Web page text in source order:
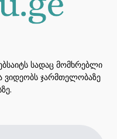
სადაც მომხრებლი
ვიდეობს ჯარმთელობაზე